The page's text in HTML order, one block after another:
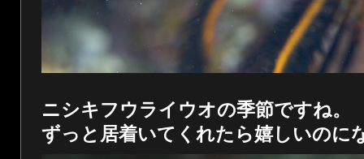
ニシキフウライウオの季節ですね。
ずっと居着いてくれたら嬉しいのに